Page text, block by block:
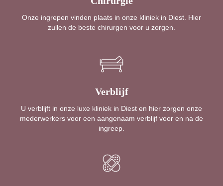
Onze ingrepen vinden plaats in onze kliniek in Diest. Hier
zullen de beste chirurgen voor u zorgen.
Verblijf
U verblijft in onze luxe kliniek in Diest en hier zorgen onze
mederwerkers voor een aangenaam verblijf voor en na de
ingreep.